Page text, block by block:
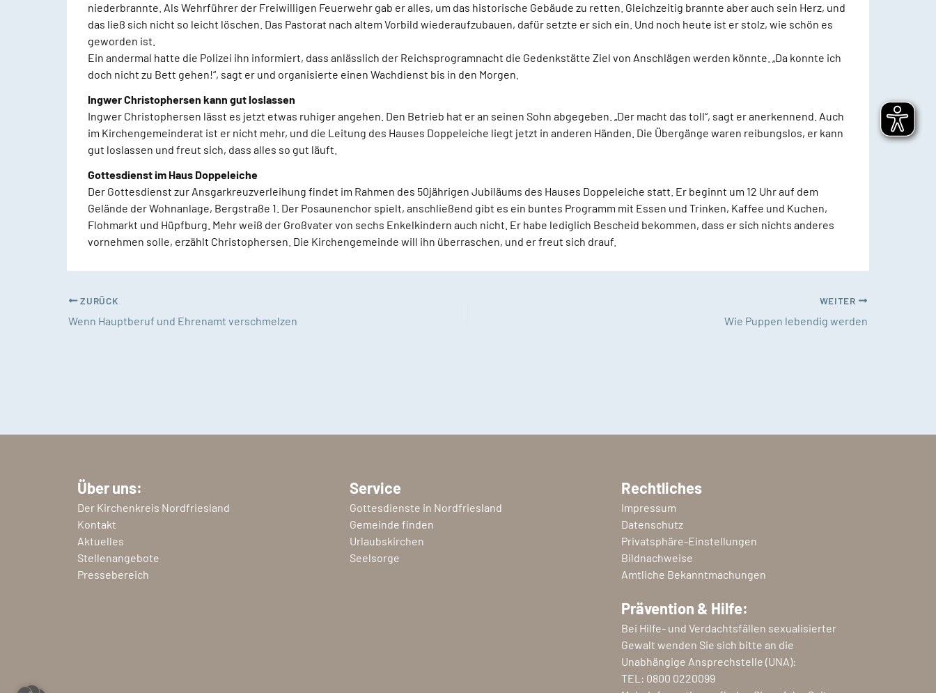
niederbrannte. Als Wehrführer der Freiwilligen Feuerwehr gab er alles, um das historische Gebäude zu retten. Gleichzeitig brannte aber auch sein Herz, und
das ließ sich nicht so leicht löschen. Das Pastorat nach altem Vorbild wiederaufzubauen, dafür setzte er sich ein. Und noch heute ist er stolz, wie schön es
geworden ist.
Ein andermal hatte die Polizei ihn informiert, dass anlässlich der Reichsprogramnacht die Gedenkstätte Ziel von Anschlägen werden könnte. „Da konnte ich
doch nicht zu Bett gehen!“, sagt er und organisierte einen Wachdienst bis in den Morgen.
Ingwer Christophersen kann gut loslassen
Ingwer Christophersen lässt es jetzt etwas ruhiger angehen. Den Betrieb hat er an seinen Sohn abgegeben. „Der macht das toll“, sagt er anerkennend. Auch
im Kirchengemeinderat ist er nicht mehr, und die Leitung des Hauses Doppeleiche liegt jetzt in anderen Händen. Die Übergänge waren reibungslos, er kann
gut loslassen und freut sich, dass alles so gut läuft.
Gottesdienst im Haus Doppeleiche
Der Gottesdienst zur Ansgarkreuzverleihung findet im Rahmen des 50jährigen Jubiläums des Hauses Doppeleiche statt. Er beginnt um 12 Uhr auf dem
Gelände der Wohnanlage, Bergstraße 1. Der Posaunenchor spielt, anschließend gibt es ein buntes Programm mit Essen und Trinken, Kaffee und Kuchen,
Flohmarkt und Hüpfburg. Mehr weiß der Großvater von sechs Enkelkindern auch nicht. Er habe lediglich Bescheid bekommen, dass er sich nichts anderes
vornehmen solle, erzählt Christophersen. Die Kirchengemeinde will ihn überraschen, und er freut sich drauf.
ZURÜCK
Wenn Hauptberuf und Ehrenamt verschmelzen
WEITER
Wie Puppen lebendig werden
Über uns:
Der Kirchenkreis Nordfriesland
Kontakt
Aktuelles
Stellenangebote
Pressebereich
Service
Gottesdienste in Nordfriesland
Gemeinde finden
Urlaubskirchen
Seelsorge
Rechtliches
Impressum
Datenschutz
Privatsphäre-Einstellungen
Bildnachweise
Amtliche Bekanntmachungen
Prävention & Hilfe:
Bei Hilfe- und Verdachtsfällen sexualisierter
Gewalt wenden Sie sich bitte an die
Unabhängige Ansprechstelle (UNA):
TEL: 0800 0220099